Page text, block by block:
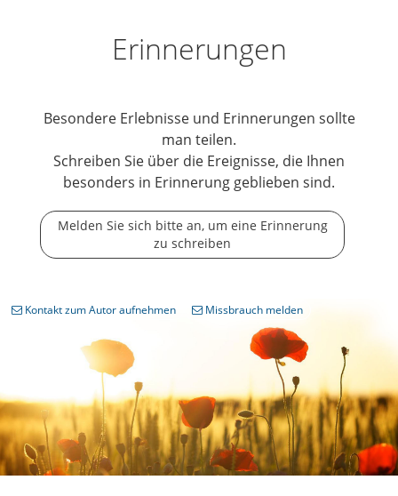
Erinnerungen
Besondere Erlebnisse und Erinnerungen sollte
man teilen.
Schreiben Sie über die Ereignisse, die Ihnen
besonders in Erinnerung geblieben sind.
Melden Sie sich bitte an, um eine Erinnerung
zu schreiben
Kontakt zum Autor aufnehmen Missbrauch melden